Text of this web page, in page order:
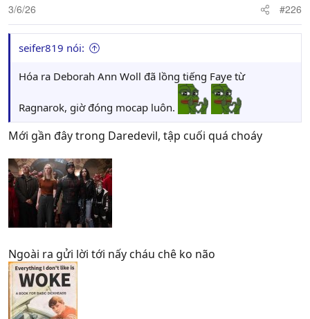
3/6/26 #226
seifer819 nói:
Hóa ra Deborah Ann Woll đã lồng tiếng Faye từ
Ragnarok, giờ đóng mocap luôn.
Mới gần đây trong Daredevil, tập cuối quá choáy
Ngoài ra gửi lời tới nấy cháu chê ko não